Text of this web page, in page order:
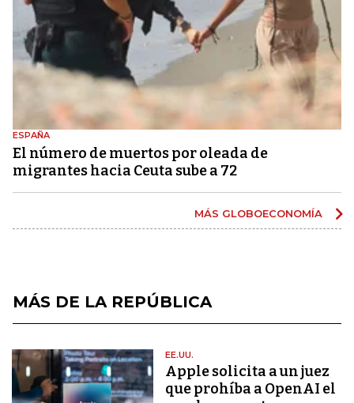
ESPAÑA
El número de muertos por oleada de
migrantes hacia Ceuta sube a 72
MÁS GLOBOECONOMÍA
MÁS DE LA REPÚBLICA
EE.UU.
Apple solicita a un juez
que prohíba a OpenAI el